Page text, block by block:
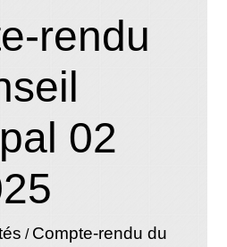
rendu
02
/ Compte-rendu du